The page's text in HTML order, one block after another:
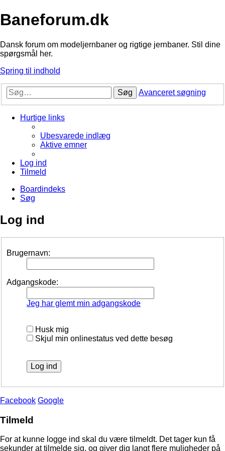
Baneforum.dk
Dansk forum om modeljernbaner og rigtige jernbaner. Stil dine
spørgsmål her.
Spring til indhold
Søg Avanceret søgning
Hurtige links
Ubesvarede indlæg
Aktive emner
Log ind
Tilmeld
Boardindeks
Søg
Log ind
Brugernavn:
Adgangskode:
Jeg har glemt min adgangskode
Husk mig
Skjul min onlinestatus ved dette besøg
Facebook Google
Tilmeld
For at kunne logge ind skal du være tilmeldt. Det tager kun få
sekunder at tilmelde sig, og giver dig langt flere muligheder på